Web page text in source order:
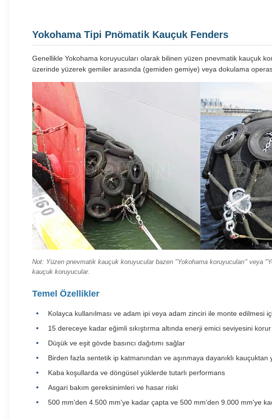
Yokohama Tipi Pnömatik Kauçuk Fenders
Genellikle Yokohama koruyucuları olarak bilinen yüzen pnevmatik kauçuk
üzerinde yüzerek gemiler arasında (gemiden gemiye) veya dokulama
Not: Yüzen pnevmatik kauçuk koruyucular bazen "Yokohama koruyucuları" veya
kauçuk koruyucular.
Temel Özellikler
Kolayca kullanılması ve adam ipi veya adam zinciri ile monte edilmesi
15 dereceye kadar eğimli sıkıştırma altında enerji emici seviyesini korur
Düşük ve eşit gövde basıncı dağıtımı sağlar
Birden fazla sentetik ip katmanından ve aşınmaya dayanıklı kauçuktan
Kaba koşullarda ve döngüsel yüklerde tutarlı performans
Asgari bakım gereksinimleri ve hasar riski
500 mm'den 4.500 mm'ye kadar çapta ve 500 mm'den 9.000 mm'ye